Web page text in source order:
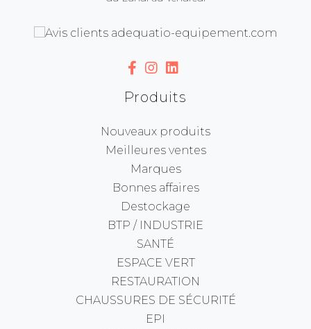
Produits
Nouveaux produits
Meilleures ventes
Marques
Bonnes affaires
Destockage
BTP / INDUSTRIE
SANTÉ
ESPACE VERT
RESTAURATION
CHAUSSURES DE SÉCURITÉ
EPI